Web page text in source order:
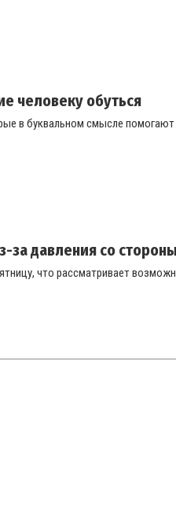
человеку обуться
в буквальном смысле помогают
за давления со
что рассматривает